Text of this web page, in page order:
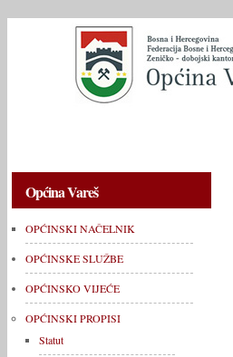
Općina Vareš
OPĆINSKI NAČELNIK
OPĆINSKE SLUŽBE
OPĆINSKO VIJEĆE
OPĆINSKI PROPISI
Statut